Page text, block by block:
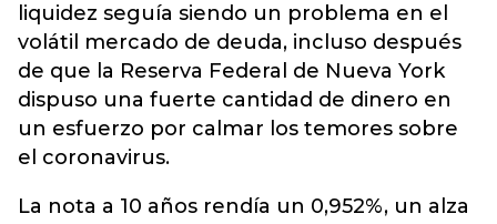
liquidez seguía siendo un problema en el
volátil mercado de deuda, incluso después
de que la Reserva Federal de Nueva York
dispuso una fuerte cantidad de dinero en
un esfuerzo por calmar los temores sobre
el coronavirus.
La nota a 10 años rendía un 0,952%, un alza